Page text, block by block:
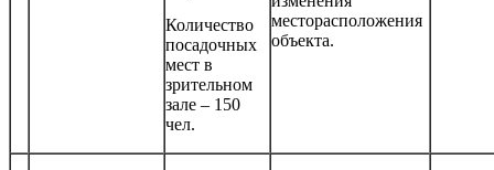
Количество
посадочных
мест в
зрительном
зале – 150
чел.
месторасположения
объекта.